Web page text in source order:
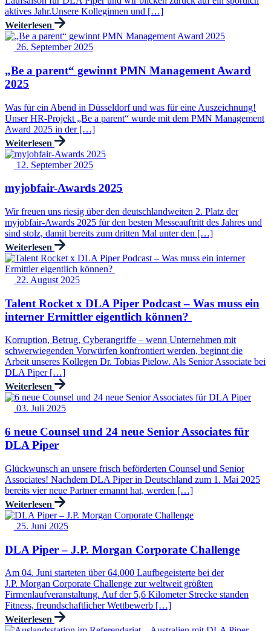
aktives Jahr.Unsere Kolleginnen und […]
Weiterlesen
26. September 2025
„Be a parent“ gewinnt PMN Management Award
2025
Was für ein Abend in Düsseldorf und was für eine Auszeichnung!
Unser HR-Projekt „Be a parent“ wurde mit dem PMN Management
Award 2025 in der […]
Weiterlesen
12. September 2025
myjobfair-Awards 2025
Wir freuen uns riesig über den deutschlandweiten 2. Platz der
myjobfair-Awards 2025 für den besten Messeauftritt des Jahres und
sind stolz, damit bereits zum dritten Mal unter den […]
Weiterlesen
22. August 2025
Talent Rocket x DLA Piper Podcast – Was muss ein
interner Ermittler eigentlich können?
Korruption, Betrug, Cyberangriffe – wenn Unternehmen mit
schwerwiegenden Vorwürfen konfrontiert werden, beginnt die
Arbeit unseres Kollegen Dr. Tobias Pielow. Als Senior Associate bei
DLA Piper […]
Weiterlesen
03. Juli 2025
6 neue Counsel und 24 neue Senior Associates für
DLA Piper
Glückwunsch an unsere frisch beförderten Counsel und Senior
Associates! Nachdem DLA Piper in Deutschland zum 1. Mai 2025
bereits vier neue Partner ernannt hat, werden […]
Weiterlesen
25. Juni 2025
DLA Piper – J.P. Morgan Corporate Challenge
Am 04. Juni starteten über 64.000 Laufbegeisterte bei der
J.P. Morgan Corporate Challenge zur weltweit größten
Firmenlaufveranstaltung. Auf der 5,6 Kilometer Strecke standen
Fitness, freundschaftlicher Wettbewerb […]
Weiterlesen